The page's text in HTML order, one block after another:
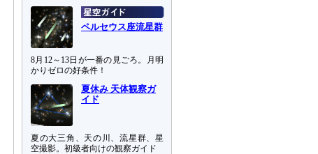
ペルセウス座流星群
8月12～13日が一番の見ごろ。月明
かりゼロの好条件！
夏休み 天体観察ガ
イド
夏の大三角、天の川、流星群、星
空撮影。初級者向けの観察ガイド